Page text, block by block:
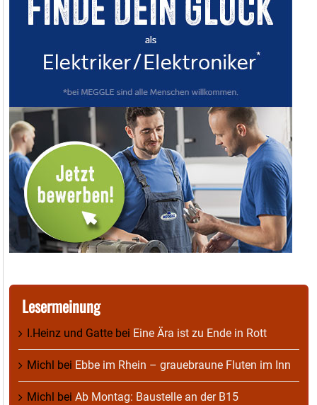
Lesermeinung
I.Heinz und Gatte bei Eine Ära ist zu Ende in Rott
Michl bei Ebbe im Rhein – grauebraune Fluten im Inn
Michl bei Ab Montag: Baustelle an der B15